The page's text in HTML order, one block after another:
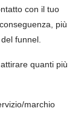
con il tuo
più
funnel.
quanti più
marchio